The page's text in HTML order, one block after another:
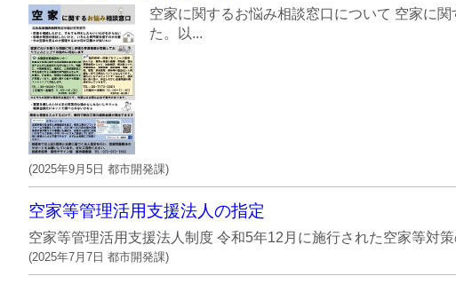
空家に関するお悩み相談窓口について 空家に
た。以...
(2025年9月5日 都市開発課)
空家等管理活用支援法人の指定
空家等管理活用支援法人制度 令和5年12月に施行された空家等対
(2025年7月7日 都市開発課)